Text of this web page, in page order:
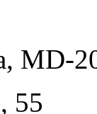
MD-
55